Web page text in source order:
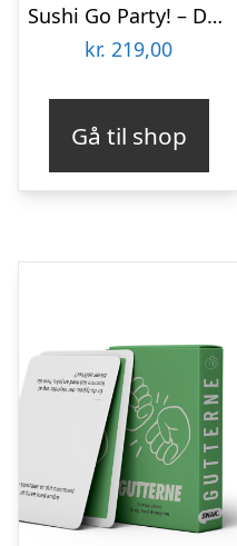
Sushi Go Party! – Dansk
kr. 219,00
Gå til shop